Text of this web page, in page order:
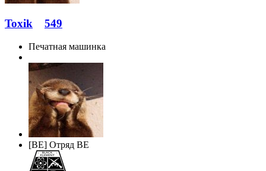
Toxik 549
Печатная машинка
[BE] Отряд BE